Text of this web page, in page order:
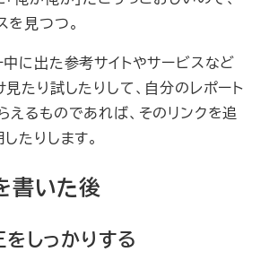
を見つつ。
中に出た参考サイトやサービスなど
見たり試したりして、自分のレポート
えるものであれば、そのリンクを追
たりします。
書いた後
しっかりする